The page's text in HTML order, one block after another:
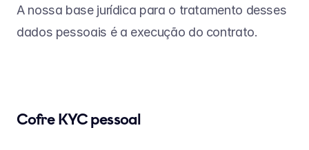
A nossa base jurídica para o tratamento desses
dados pessoais é a execução do contrato.
Cofre KYC pessoal